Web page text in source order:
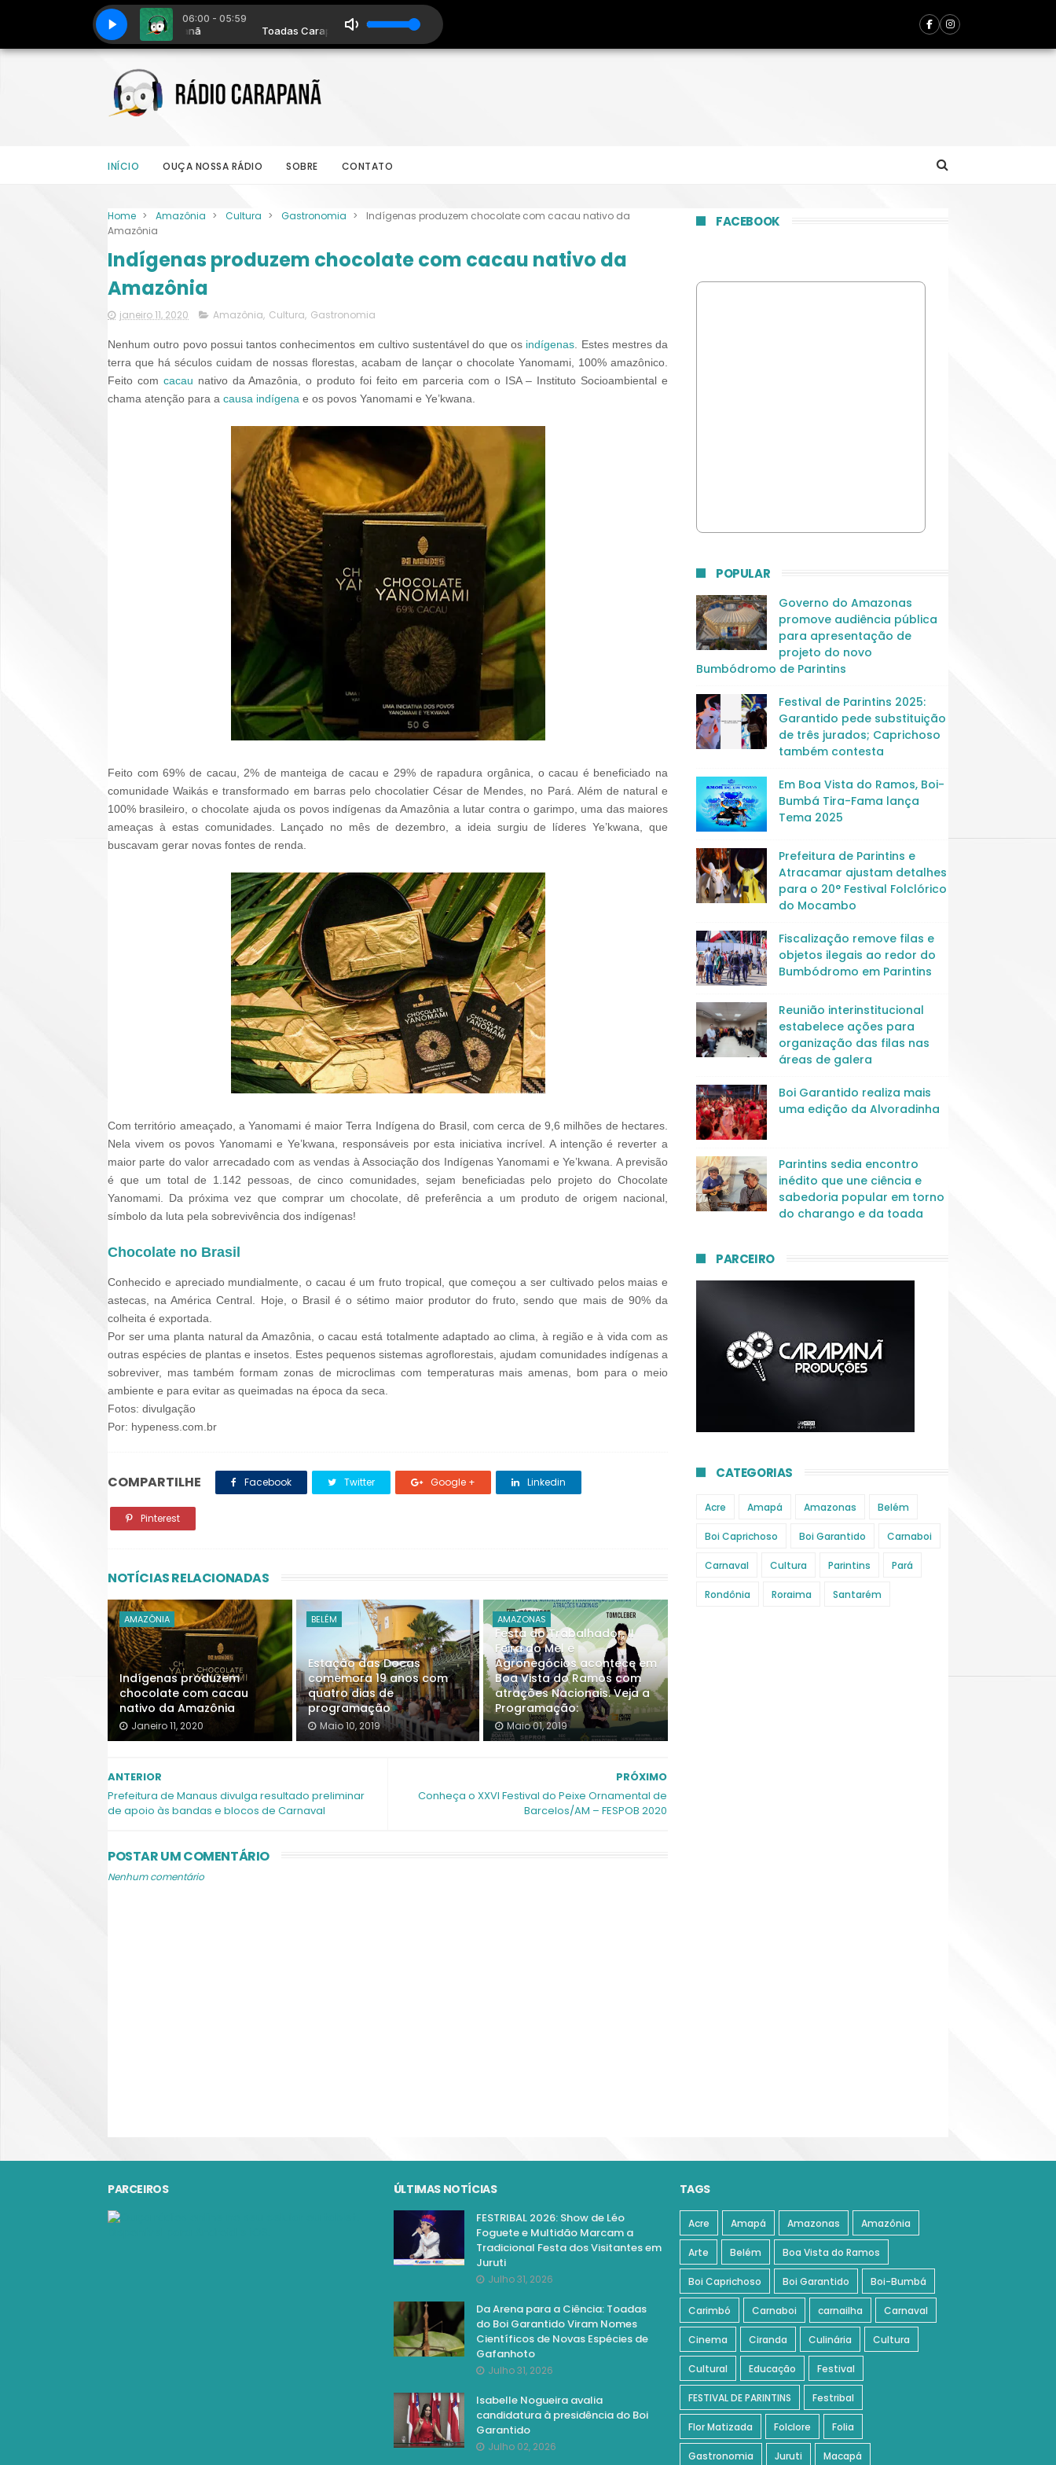
INÍCIO OUÇA NOSSA RÁDIO SOBRE CONTATO
Home > Amazônia > Cultura > Gastronomia >
Indígenas produzem chocolate com cacau nativo da
Amazônia
Indígenas produzem chocolate com cacau nativo da
Amazônia
janeiro 11, 2020 Amazônia, Cultura, Gastronomia
Nenhum outro povo possui tantos conhecimentos em cultivo sustentável do que osindígenas . Estes mestres da
terra que há séculos cuidam de nossas florestas, acabam de lançar o chocolate Yanomami, 100% amazônico.
Feito com cacau nativo da Amazônia, o produto foi feito em parceria com o ISA – Instituto Socioambiental e
chama atenção para a causa indígena e os povos Yanomami e Ye’kwana.
Feito com 69% de cacau, 2% de manteiga de cacau e 29% de rapadura orgânica, o cacau é beneficiado na
comunidade Waikás e transformado em barras pelo chocolatier César de Mendes, no Pará. Além de natural e
100% brasileiro, o chocolate ajuda os povos indígenas da Amazônia a lutar contra o garimpo, uma das maiores
ameaças à estas comunidades. Lançado no mês de dezembro, a ideia surgiu de líderes Ye’kwana, que
buscavam gerar novas fontes de renda.
Com território ameaçado, a Yanomami é maior Terra Indígena do Brasil, com cerca de 9,6 milhões de hectares.
Nela vivem os povos Yanomami e Ye’kwana, responsáveis por esta iniciativa incrível. A intenção é reverter a
maior parte do valor arrecadado com as vendas à Associação dos Indígenas Yanomami e Ye’kwana. A previsão
é que um total de 1.142 pessoas, de cinco comunidades, sejam beneficiadas pelo projeto do Chocolate
Yanomami. Da próxima vez que comprar um chocolate, dê preferência a um produto de origem nacional,
símbolo da luta pela sobrevivência dos indígenas!
Chocolate no Brasil
Conhecido e apreciado mundialmente, o cacau é um fruto tropical, que começou a ser cultivado pelos maias e
astecas, na América Central. Hoje, o Brasil é o sétimo maior produtor do fruto, sendo que mais de 90% da
colheita é exportada.
Por ser uma planta natural da Amazônia, o cacau está totalmente adaptado ao clima, à região e à vida com as
outras espécies de plantas e insetos. Estes pequenos sistemas agroflorestais, ajudam comunidades indígenas a
sobreviver, mas também formam zonas de microclimas com temperaturas mais amenas, bom para o meio
ambiente e para evitar as queimadas na época da seca.
Fotos: divulgação
Por: hypeness.com.br
COMPARTILHE Facebook Twitter Google + Linkedin
Pinterest
NOTÍCIAS RELACIONADAS
AMAZÔNIA
Indígenas produzem
chocolate com cacau
nativo da Amazônia
Janeiro 11, 2020
BELÉM
Estação das Docas
comemora 19 anos com
quatro dias de
programação
Maio 10, 2019
AMAZONAS
Festa do Trabalhador, II
Feira do Mel e
Agronegócios acontece em
Boa Vista do Ramos com
atrações Nacionais. Veja a
Programação:
Maio 01, 2019
PRÓXIMO
Conheça o XXVI Festival do Peixe Ornamental de
Barcelos/AM – FESPOB 2020
ANTERIOR
Prefeitura de Manaus divulga resultado preliminar
de apoio às bandas e blocos de Carnaval
POSTAR UM COMENTÁRIO
Nenhum comentário
FACEBOOK
POPULAR
Governo do Amazonas
promove audiência pública
para apresentação de
projeto do novo
Bumbódromo de Parintins
Festival de Parintins 2025:
Garantido pede substituição
de três jurados; Caprichoso
também contesta
Em Boa Vista do Ramos, Boi-
Bumbá Tira-Fama lança
Tema 2025
Prefeitura de Parintins e
Atracamar ajustam detalhes
para o 20° Festival Folclórico
do Mocambo
Fiscalização remove filas e
objetos ilegais ao redor do
Bumbódromo em Parintins
Reunião interinstitucional
estabelece ações para
organização das filas nas
áreas de galera
Boi Garantido realiza mais
uma edição da Alvoradinha
Parintins sedia encontro
inédito que une ciência e
sabedoria popular em torno
do charango e da toada
PARCEIRO
CATEGORIAS
Acre Amapá Amazonas Belém
Boi Caprichoso Boi Garantido Carnaboi
Carnaval Cultura Parintins Pará
Rondônia Roraima Santarém
PARCEIROS ÚLTIMAS NOTÍCIAS
FESTRIBAL 2026: Show de Léo
Foguete e Multidão Marcam a
Tradicional Festa dos Visitantes em
Juruti
Julho 31, 2026
Da Arena para a Ciência: Toadas
do Boi Garantido Viram Nomes
Científicos de Novas Espécies de
Gafanhoto
Julho 31, 2026
Isabelle Nogueira avalia
candidatura à presidência do Boi
Garantido
Julho 02, 2026
TAGS
Acre Amapá Amazonas Amazônia
Arte Belém Boa Vista do Ramos
Boi Caprichoso Boi Garantido Boi-Bumbá
Carimbó Carnaboi carnailha Carnaval
Cinema Ciranda Culinária Cultura
Cultural Educação Festival
FESTIVAL DE PARINTINS Festribal
Flor Matizada Folclore Folia
Gastronomia Juruti Macapá